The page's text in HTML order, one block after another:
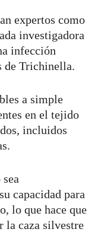
expertos como
investigadora
infección
de Trichinella.
a simple
en el tejido
incluidos
capacidad para
lo que hace que
la caza silvestre